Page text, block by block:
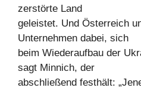
zerstörte Land
geleistet. Und Österreich
Unternehmen dabei, sich
beim Wiederaufbau der
sagt Minnich, der
abschließend festhält: